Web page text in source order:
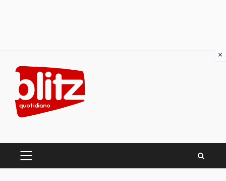
content
PRIMARY
×